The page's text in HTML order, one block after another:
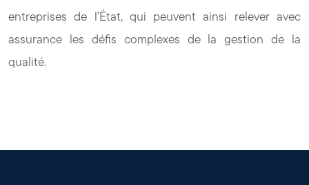
entreprises de l’État, qui peuvent ainsi relever avec
assurance les défis complexes de la gestion de la
qualité.